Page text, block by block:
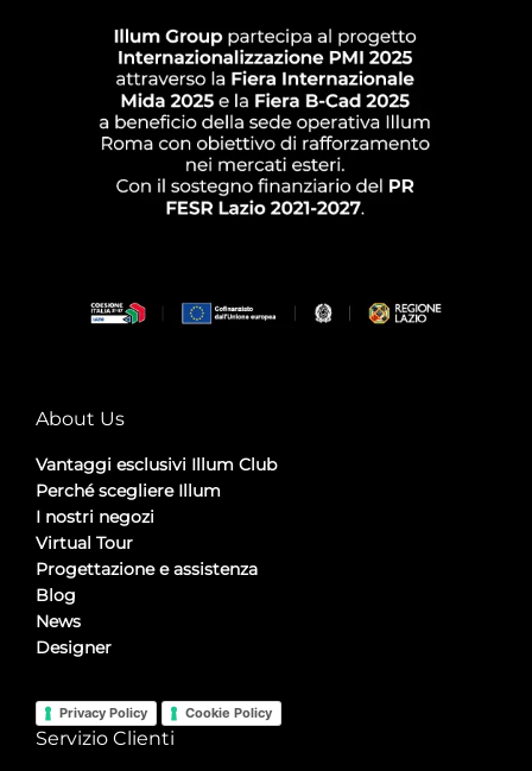
About Us
Vantaggi esclusivi Illum Club
Perché scegliere Illum
I nostri negozi
Virtual Tour
Progettazione e assistenza
Blog
News
Designer
Privacy Policy Cookie Policy
Servizio Clienti